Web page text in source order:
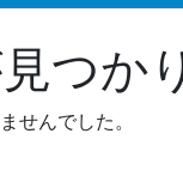
つか
せんでした。